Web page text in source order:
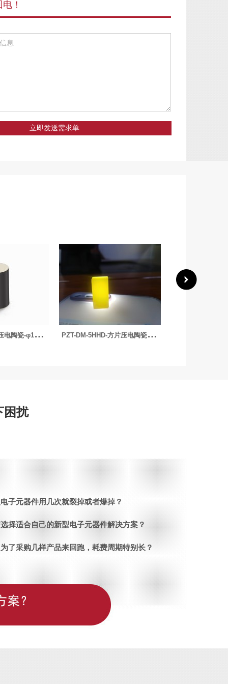
！
立即发送需求单
P
ZT-DM-5HHD-方片压电陶瓷-64*14.5*0.5mm P
ZT-DM4D-圆环压电陶瓷-φ63.5xφ9×11.4mm 200kHz
困扰
子元器件用几次就裂掉或者爆掉？
择适合自己的新型电子元器件解决方案？
了采购几样产品来回跑，耗费周期特别长？